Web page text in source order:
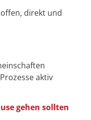
direkt und
aktiv
gehen sollten